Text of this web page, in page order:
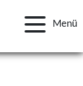
Menü